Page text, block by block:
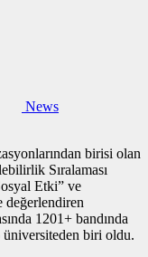
News
birisi olan
Sıralaması
Etki” ve
değerlendiren
1201+ bandında
üniversiteden biri oldu.